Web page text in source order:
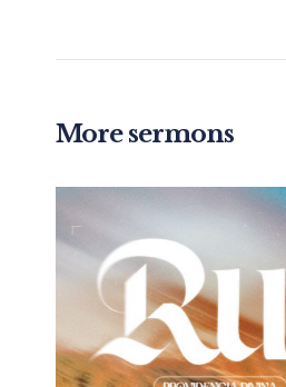
More sermons